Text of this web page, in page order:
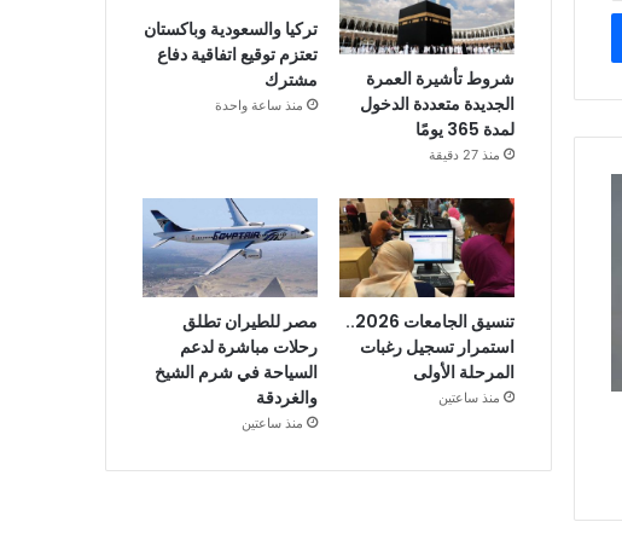
شروط تأشيرة العمرة
الجديدة متعددة الدخول
لمدة 365 يومًا
منذ 27 دقيقة
تركيا والسعودية وباكستان
تعتزم توقيع اتفاقية دفاع
مشترك
منذ ساعة واحدة
تنسيق الجامعات 2026..
استمرار تسجيل رغبات
المرحلة الأولى
منذ ساعتين
مصر للطيران تطلق
رحلات مباشرة لدعم
السياحة في شرم الشيخ
والغردقة
منذ ساعتين